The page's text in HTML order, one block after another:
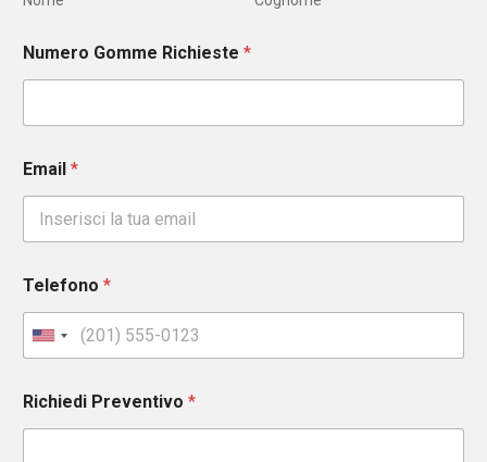
Numero Gomme Richieste *
Email *
Telefono *
U
n
t
e
Richiedi Preventivo *